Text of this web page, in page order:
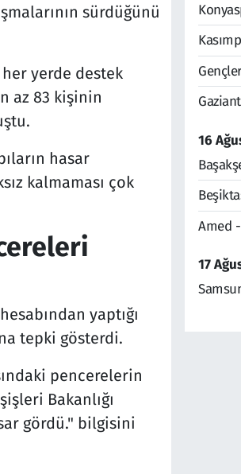
sürdüğünü
yerde destek
az 83 kişinin
hasar
kalmaması çok
yaptığı
tepki gösterdi.
pencerelerin
Bakanlığı
gördü." bilgisini
16
Amed
17